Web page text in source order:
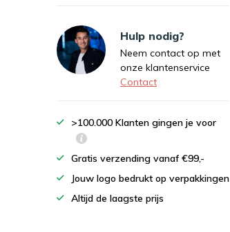
Hulp nodig?
Neem contact op met
onze klantenservice
Contact
>100.000 Klanten gingen je voor
Gratis verzending vanaf €99,-
Jouw logo bedrukt op verpakkingen
Altijd de laagste prijs